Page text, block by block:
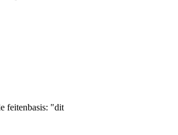
feitenbasis: "dit